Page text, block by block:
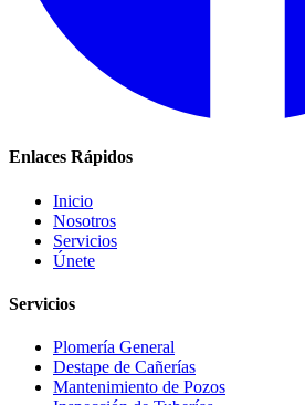
Enlaces Rápidos
Inicio
Nosotros
Servicios
Únete
Servicios
Plomería General
Destape de Cañerías
Mantenimiento de Pozos